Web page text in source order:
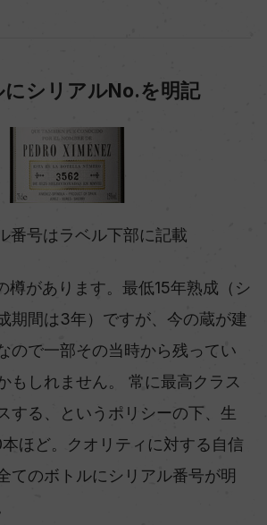
シリアルNo.を明記
番号はラベル下部に記載
樽があります。最低15年熟成（シ
期間は3年）ですが、今の蔵が建
ので一部その当時から残ってい
もしれません。 常に最高クラス
する、というポリシーの下、生
ほど。クオリティに対する自信
てのボトルにシリアル番号が明